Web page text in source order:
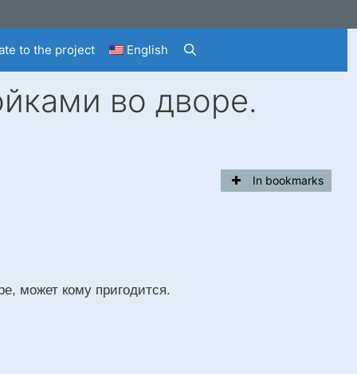
to the project English
во дворе.
In bookmarks
может кому пригодится.